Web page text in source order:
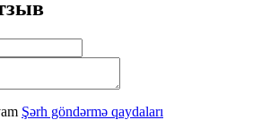
Şərh göndərmə qaydaları